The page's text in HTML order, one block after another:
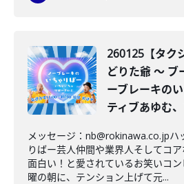
260125【タク
どりた爺 〜 ブ
ーブレーキの
ティブあゆむ
メッセージ：nb@rokinawa.co.jpハ
りばー芸人仲間や業界人そしてコ
面白い！と愛されているお笑いコ
曜の朝に、テンション上げて元...